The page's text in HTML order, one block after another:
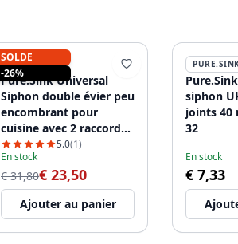
SOLDE
-26%
PURE.SINK
Pure.Sink Universal
Siphon double évier peu
encombrant pour
cuisine avec 2 raccords
pour lave-vaisselle
WSTDSI-32
5.0(1)
En stock
€ 31,80€ 23,50
Ajouter au panier
siphon
joints 40
32
En stock
€ 7,33